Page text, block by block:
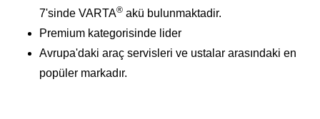
7'sinde VARTA® akü bulunmaktadir.
Premium kategorisinde lider
Avrupa'daki araç servisleri ve ustalar arasındaki en
popüler markadır.